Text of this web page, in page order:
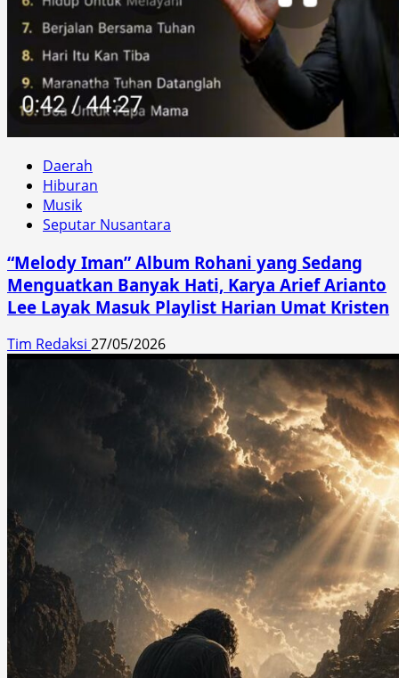
Daerah
Hiburan
Musik
Seputar Nusantara
“Melody Iman” Album Rohani yang Sedang
Menguatkan Banyak Hati, Karya Arief Arianto
Lee Layak Masuk Playlist Harian Umat Kristen
Tim Redaksi 27/05/2026